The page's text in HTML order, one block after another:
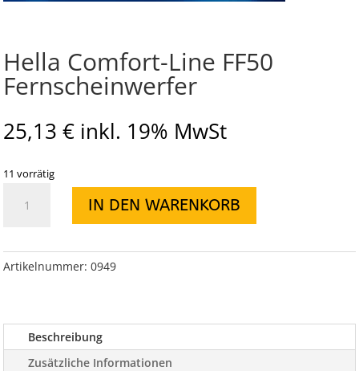
Hella Comfort-Line FF50
Fernscheinwerfer
25,13 € inkl. 19% MwSt
11 vorrätig
Comfort-
Fernscheinwerfer
IN DEN WARENKORB
Artikelnummer: 0949
Beschreibung
Zusätzliche Informationen